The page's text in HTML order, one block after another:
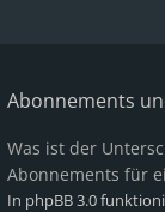
Abonnements
Was ist der
Abonnements für
In phpBB 3.0